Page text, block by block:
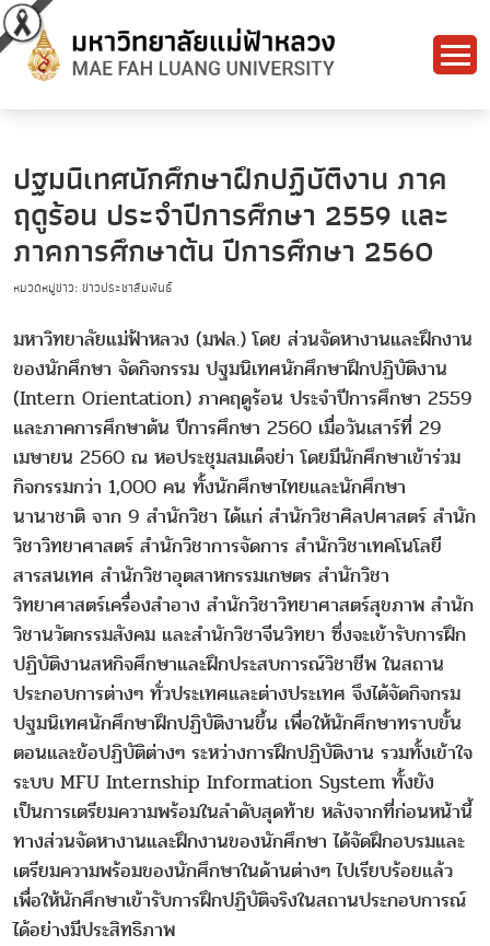
ปฐมนิเทศนักศึกษาฝึกปฏิบัติงาน ภาค
ฤดูร้อน ประจำปีการศึกษา 2559 และ
ภาคการศึกษาต้น ปีการศึกษา 2560
หมวดหมู่ข่าว: ข่าวประชาสัมพันธ์
มหาวิทยาลัยแม่ฟ้าหลวง (มฟล.) โดย ส่วนจัดหางานและฝึกงาน
ของนักศึกษา จัดกิจกรรม ปฐมนิเทศนักศึกษาฝึกปฏิบัติงาน
(Intern Orientation) ภาคฤดูร้อน ประจำปีการศึกษา 2559
และภาคการศึกษาต้น ปีการศึกษา 2560 เมื่อวันเสาร์ที่ 29
เมษายน 2560 ณ หอประชุมสมเด็จย่า โดยมีนักศึกษาเข้าร่วม
กิจกรรมกว่า 1,000 คน ทั้งนักศึกษาไทยและนักศึกษา
นานาชาติ จาก 9 สำนักวิชา ได้แก่ สำนักวิชาศิลปศาสตร์ สำนัก
วิชาวิทยาศาสตร์ สำนักวิชาการจัดการ สำนักวิชาเทคโนโลยี
สารสนเทศ สำนักวิชาอุตสาหกรรมเกษตร สำนักวิชา
วิทยาศาสตร์เครื่องสำอาง สำนักวิชาวิทยาศาสตร์สุขภาพ สำนัก
วิชานวัตกรรมสังคม และสำนักวิชาจีนวิทยา ซึ่งจะเข้ารับการฝึก
ปฏิบัติงานสหกิจศึกษาและฝึกประสบการณ์วิชาชีพ ในสถาน
ประกอบการต่างๆ ทั่วประเทศและต่างประเทศ จึงได้จัดกิจกรม
ปฐมนิเทศนักศึกษาฝึกปฏิบัติงานขึ้น เพื่อให้นักศึกษาทราบขั้น
ตอนและข้อปฏิบัติต่างๆ ระหว่างการฝึกปฏิบัติงาน รวมทั้งเข้าใจ
ระบบ MFU Internship Information System ทั้งยัง
เป็นการเตรียมความพร้อมในลำดับสุดท้าย หลังจากที่ก่อนหน้านี้
ทางส่วนจัดหางานและฝึกงานของนักศึกษา ได้จัดฝึกอบรมและ
เตรียมความพร้อมของนักศึกษาในด้านต่างๆ ไปเรียบร้อยแล้ว
เพื่อให้นักศึกษาเข้ารับการฝึกปฏิบัติจริงในสถานประกอบการณ์
ได้อย่างมีประสิทธิภาพ